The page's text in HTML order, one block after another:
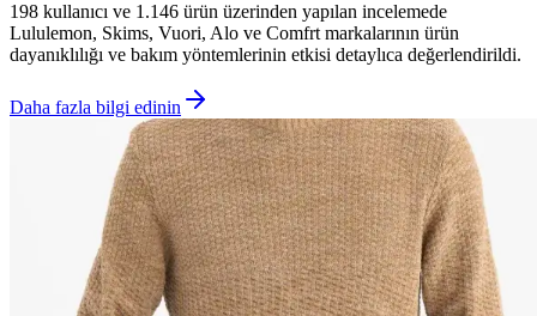
198 kullanıcı ve 1.146 ürün üzerinden yapılan incelemede
Lululemon, Skims, Vuori, Alo ve Comfrt markalarının ürün
dayanıklılığı ve bakım yöntemlerinin etkisi detaylıca değerlendirildi.
Daha fazla bilgi edinin